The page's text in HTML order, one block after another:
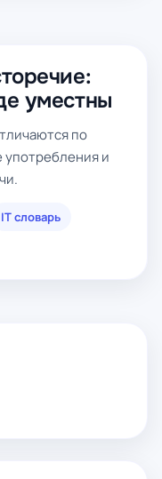
уместны
по
и
IT словарь